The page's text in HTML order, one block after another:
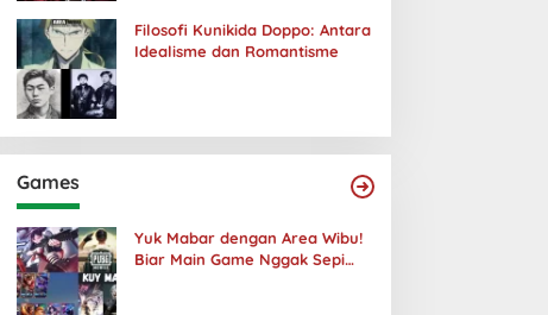
Filosofi Kunikida Doppo: Antara
Idealisme dan Romantisme
Games
Yuk Mabar dengan Area Wibu!
Biar Main Game Nggak Sepi